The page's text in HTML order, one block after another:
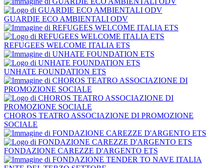
GUARDIE ECO AMBIENTALI ODV
REFUGEES WELCOME ITALIA ETS
UNHATE FOUNDATION ETS
CHOROS TEATRO ASSOCIAZIONE DI PROMOZIONE
SOCIALE
FONDAZIONE CAREZZE D'ARGENTO ETS